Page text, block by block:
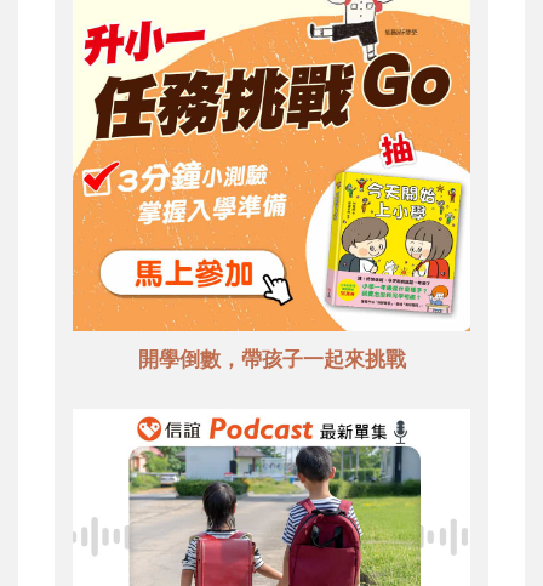
開學倒數，帶孩子一起來挑戰